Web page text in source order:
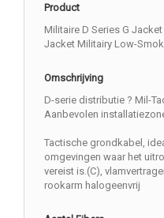
Product
Militaire D Series G
Jacket Militairy Low-
Omschrijving
D-serie distributie ? Mil-
Aanbevolen
Tactische grondkabel,
omgevingen waar het
vereist is.(C),
rookarm halogeenvrij